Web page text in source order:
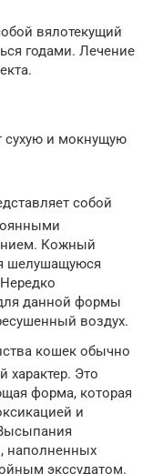
вялотекущий
годами. Лечение
сухую и мокнущую
собой
Кожный
шелушащуюся
данной формы
воздух.
кошек обычно
характер. Это
форма, которая
и
наполненных
экссудатом.